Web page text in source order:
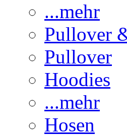
...mehr
Pullover
Pullover
Hoodies
...mehr
Hosen